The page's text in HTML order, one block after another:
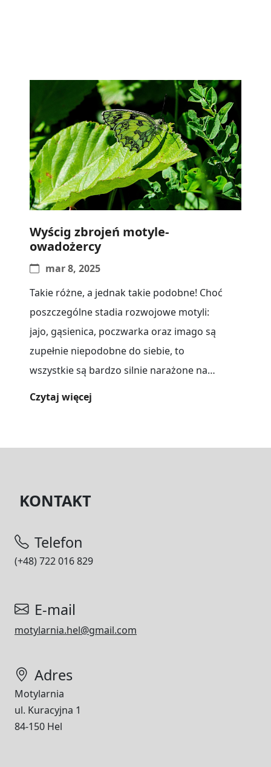
Wyścig zbrojeń motyle-
owadożercy
mar 8, 2025
Takie różne, a jednak takie podobne! Choć
poszczególne stadia rozwojowe motyli:
jajo, gąsienica, poczwarka oraz imago są
zupełnie niepodobne do siebie, to
wszystkie są bardzo silnie narażone na
Czytaj więcej
KONTAKT
Telefon
(+48) 722 016 829
E-mail
motylarnia.hel@gmail.com
Adres
Motylarnia
ul. Kuracyjna 1
84-150 Hel